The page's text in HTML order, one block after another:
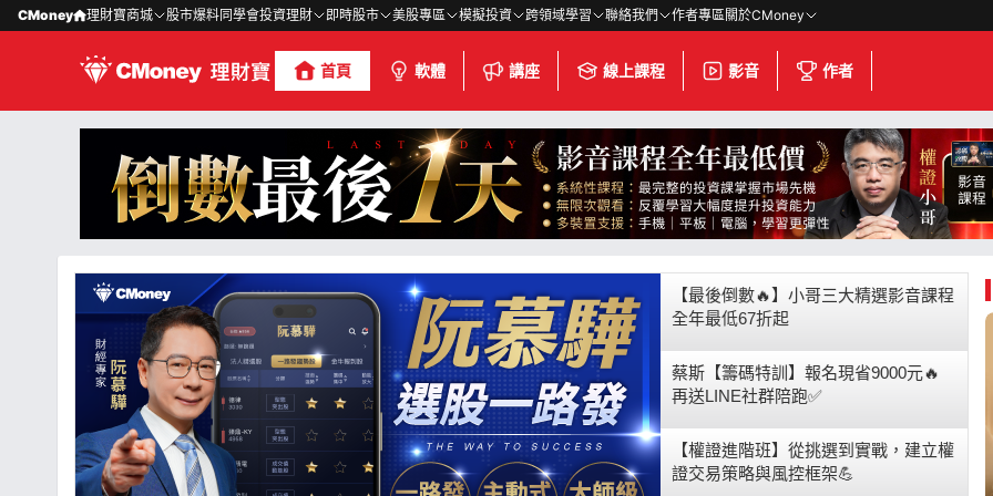
CMoney 理財寶商城 股市爆料同學會投資理財 即時股市 美股專區 模擬投資 跨領域學習 聯絡我們 作者專區關於CMoney
首頁 軟體 講座 線上課程 影音 作者
【最後倒數🔥】小哥三大精選影音課程
全年最低67折起
蔡斯【籌碼特訓】報名現省9000元🔥
再送LINE社群陪跑✅
【權證進階班】從挑選到實戰，建立權
證交易策略與風控框架💪